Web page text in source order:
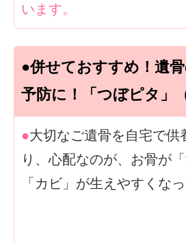
います。
●併せておすすめ！遺
予防に！「つぼピタ」
●大切なご遺骨を自宅で供
り、心配なのが、お骨が
「カビ」が生えやすくな